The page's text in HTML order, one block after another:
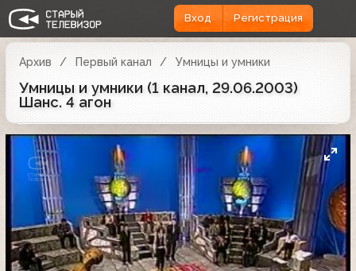
Вход Регистрация
Архив Первый канал Умницы и умники
Умницы и умники (1 канал, 29.06.2003)
Шанс. 4 агон